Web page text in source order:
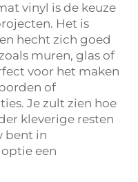
vinyl is de keuze
Het is
hecht zich goed
muren, glas of
voor het maken
of
Je zult zien hoe
kleverige resten
bent in
een